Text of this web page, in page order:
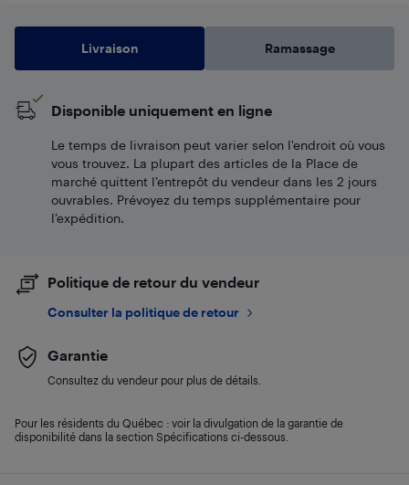
Livraison Ramassage
Disponible uniquement en ligne
Le temps de livraison peut varier selon l'endroit où vous
vous trouvez. La plupart des articles de la Place de
marché quittent l’entrepôt du vendeur dans les 2 jours
ouvrables. Prévoyez du temps supplémentaire pour
l’expédition.
Politique de retour du vendeur
Consulter la politique de retour
Garantie
Consultez du vendeur pour plus de détails.
Pour les résidents du Québec : voir la divulgation de la garantie de
disponibilité dans la section Spécifications ci-dessous.